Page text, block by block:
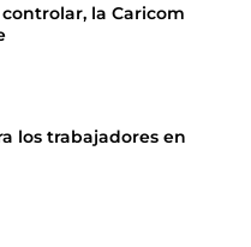
la Caricom
los trabajadores en